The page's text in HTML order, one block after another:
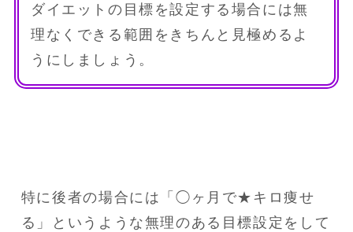
ダイエットの目標を設定する場合には無
理なくできる範囲をきちんと見極めるよ
うにしましょう。
特に後者の場合には「◯ヶ月で★キロ痩せ
る」というような無理のある目標設定をして